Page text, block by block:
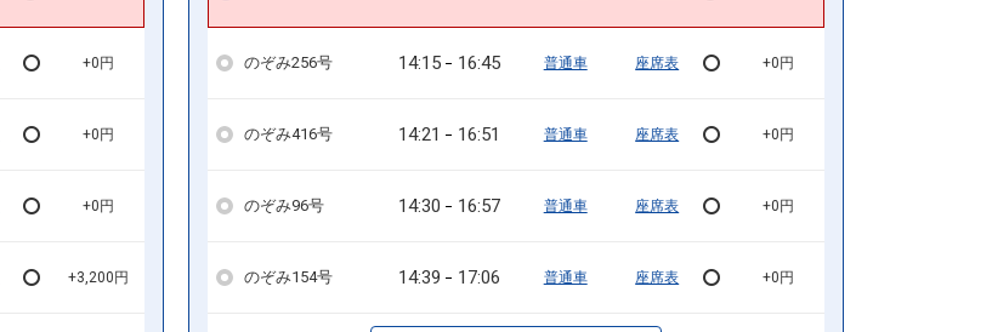
+0円
+0円
+0円
+3,200円
のぞみ256号 14:15 16:45 普通車 座席表 +0円
のぞみ416号 14:21 16:51 普通車 座席表 +0円
のぞみ96号 14:30 16:57 普通車 座席表 +0円
のぞみ154号 14:39 17:06 普通車 座席表 +0円